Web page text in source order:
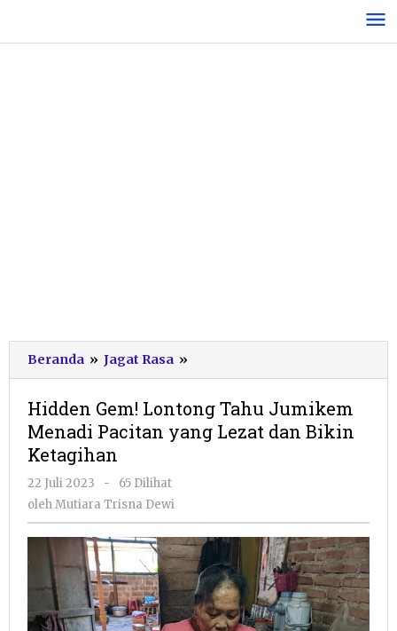
konten
Beranda » Jagat Rasa »
Gem!
Tahu
Jumikem
dan
Bikin
Ketagihan
Hidden Gem! Lontong Tahu Jumikem
Menadi Pacitan yang Lezat dan Bikin
Ketagihan
22 Juli 2023
oleh
Mutiara
-
65 Dilihat
olehMutiara Trisna Dewi